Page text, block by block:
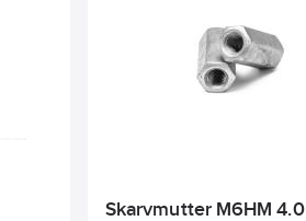
Skarvmutter M6HM 4.0